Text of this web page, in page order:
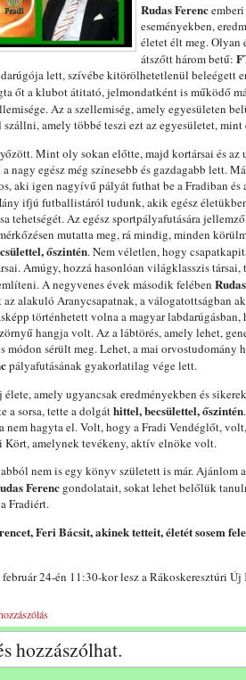
Rudas Ferenc
eseményekben,
életet élt meg. Olyan
átszőtt három betű:
lett, szívébe kitörölhetetlenül beleégett
őt a klubot átitató, jelmondatként is működő
Az a szellemiség, amely egyesületen
amely többé teszi ezt az egyesületet,
Mint oly sokan előtte, majd kortársai és az
nagy egész még színesebb és gazdagabb lett.
aki igen nagyívű pályát futhat be a Fradiban és
ifjú futballistáról tudunk, akik egész
tehetségét. Az egész sportpályafutására
mutatta meg, rá mindig, minden
őszintén. Nem véletlen, hogy
Amúgy, hozzá hasonlóan világklasszis
A negyvenes évek második felében
alakuló Aranycsapatnak, a válogatottságban
történhetett volna a magyar labdarúgásban,
hangja volt. Az a lábtörés, amely lehet,
módon sérült meg. Lehet, a mai
pályafutásának gyakorlatilag vége lett.
élete, amely ugyancsak eredményekben és
a sorsa, tette a dolgáthittel, becsülettel, őszintén
nem hagyta el. Volt, hogy a Fradi Vendéglőt,
Kört, amelynek tevékeny, aktív elnöke volt.
nem is egy könyv született is már. Ajánlom
Ferenc gondolatait, sokat lehet belőlük
Fradiért.
Feri Bácsit, akinek tetteit, életét sosem
február 24-én 11:30-kor lesz a Rákoskeresztúri
hozzászólhat.